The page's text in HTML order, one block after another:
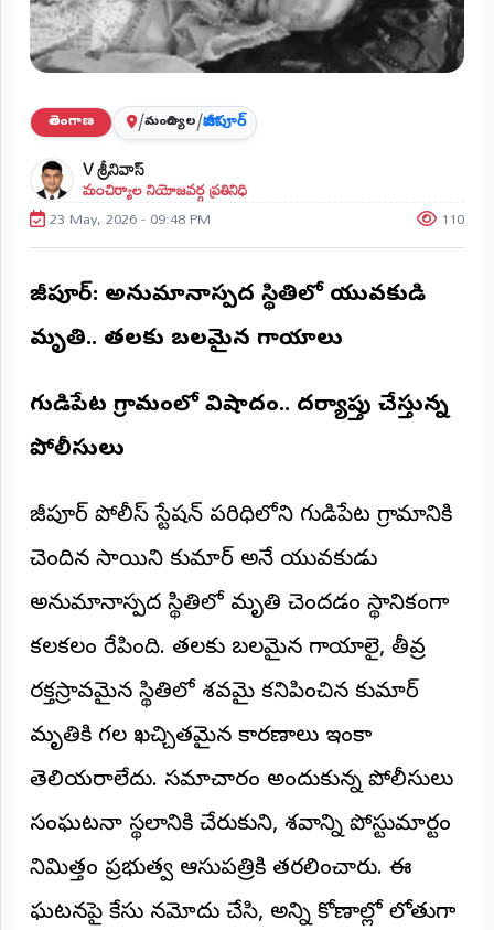
ప్రాంతీయ
వార్తలు
(STATE)
తెలంగాణ
ఆంధ్రప్రదేశ్
ప్రధాన
విభాగాలు
వినోదం
క్రీడలు
అంతర్జాతీయం
రిపోర్టర్స్
డెస్క్
DESK)
మా
రిపోర్టర్‌గా
చేరండి
లాగిన్
(Login)
తెలంగాణ /మంచిర్యాల/హాజీపూర్
V శ్రీనివాస్
మంచిర్యాల నియోజవర్గ ప్రతినిధి
23 May, 2026 - 09:48 PM 110
హాజీపూర్: అనుమానాస్పద స్థితిలో యువకుడి
మృతి.. తలకు బలమైన గాయాలు
గుడిపేట గ్రామంలో విషాదం.. దర్యాప్తు చేస్తున్న
పోలీసులు
హాజీపూర్ పోలీస్ స్టేషన్ పరిధిలోని గుడిపేట గ్రామానికి
చెందిన సాయిని కుమార్ అనే యువకుడు
అనుమానాస్పద స్థితిలో మృతి చెందడం స్థానికంగా
కలకలం రేపింది. తలకు బలమైన గాయాలై, తీవ్ర
రక్తస్రావమైన స్థితిలో శవమై కనిపించిన కుమార్
మృతికి గల ఖచ్చితమైన కారణాలు ఇంకా
తెలియరాలేదు. సమాచారం అందుకున్న పోలీసులు
సంఘటనా స్థలానికి చేరుకుని, శవాన్ని పోస్టుమార్టం
నిమిత్తం ప్రభుత్వ ఆసుపత్రికి తరలించారు. ఈ
ఘటనపై కేసు నమోదు చేసి, అన్ని కోణాల్లో లోతుగా